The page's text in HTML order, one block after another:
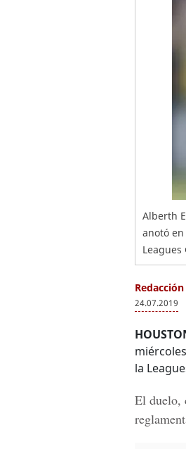
Alberth
anotó
Leagues
24.07.2019
la
El duelo,